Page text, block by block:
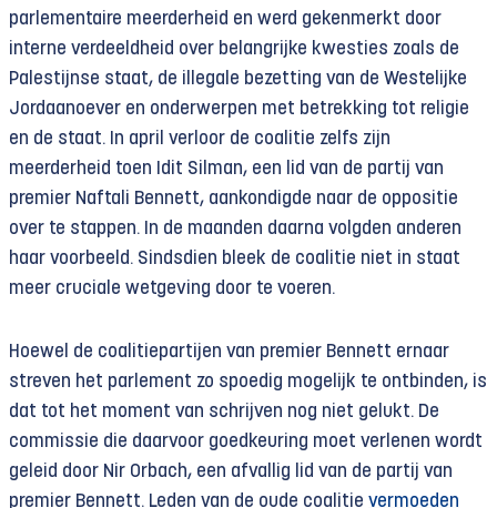
parlementaire meerderheid en werd gekenmerkt door
interne verdeeldheid over belangrijke kwesties zoals de
Palestijnse staat, de illegale bezetting van de Westelijke
Jordaanoever en onderwerpen met betrekking tot religie
en de staat. In april verloor de coalitie zelfs zijn
meerderheid toen Idit Silman, een lid van de partij van
premier Naftali Bennett, aankondigde naar de oppositie
over te stappen. In de maanden daarna volgden anderen
haar voorbeeld. Sindsdien bleek de coalitie niet in staat
meer cruciale wetgeving door te voeren.
Hoewel de coalitiepartijen van premier Bennett ernaar
streven het parlement zo spoedig mogelijk te ontbinden, is
dat tot het moment van schrijven nog niet gelukt. De
commissie die daarvoor goedkeuring moet verlenen wordt
geleid door Nir Orbach, een afvallig lid van de partij van
premier Bennett. Leden van de oude coalitie vermoeden